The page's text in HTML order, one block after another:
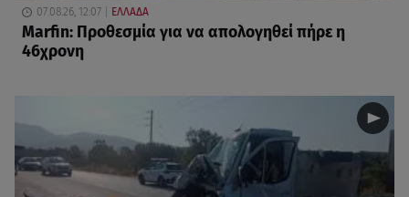
07.08.26, 12:07 ΕΛΛΑΔΑ
Marfin: Προθεσμία για να απολογηθεί πήρε η
46χρονη